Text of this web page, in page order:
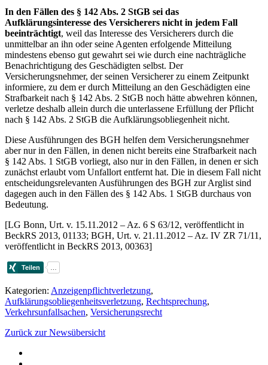
In den Fällen des § 142 Abs. 2 StGB sei das
Aufklärungsinteresse des Versicherers nicht in jedem Fall
beeinträchtigt, weil das Interesse des Versicherers durch die
unmittelbar an ihn oder seine Agenten erfolgende Mitteilung
mindestens ebenso gut gewahrt sei wie durch eine nachträgliche
Benachrichtigung des Geschädigten selbst. Der
Versicherungsnehmer, der seinen Versicherer zu einem Zeitpunkt
informiere, zu dem er durch Mitteilung an den Geschädigten eine
Strafbarkeit nach § 142 Abs. 2 StGB noch hätte abwehren können,
verletze deshalb allein durch die unterlassene Erfüllung der Pflicht
nach § 142 Abs. 2 StGB die Aufklärungsobliegenheit nicht.
Diese Ausführungen des BGH helfen dem Versicherungsnehmer
aber nur in den Fällen, in denen nicht bereits eine Strafbarkeit nach
§ 142 Abs. 1 StGB vorliegt, also nur in den Fällen, in denen er sich
zunächst erlaubt vom Unfallort entfernt hat. Die in diesem Fall nicht
entscheidungsrelevanten Ausführungen des BGH zur Arglist sind
dagegen auch in den Fällen des § 142 Abs. 1 StGB durchaus von
Bedeutung.
[LG Bonn, Urt. v. 15.11.2012 – Az. 6 S 63/12, veröffentlicht in
BeckRS 2013, 01133; BGH, Urt. v. 21.11.2012 – Az. IV ZR 71/11,
veröffentlicht in BeckRS 2013, 00363]
Kategorien: Anzeigenpflichtverletzung,
Aufklärungsobliegenheitsverletzung, Rechtsprechung,
Verkehrsunfallsachen, Versicherungsrecht
Zurück zur Newsübersicht